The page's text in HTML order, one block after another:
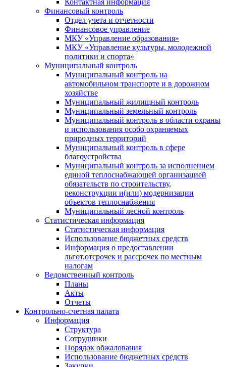
Контактная информация
Финансовый контроль
Отдел учета и отчетности
Финансовое управление
МКУ «Управление образования»
МКУ «Управление культуры, молодежной
политики и спорта»
Муниципальный контроль
Муниципальный контроль на
автомобильном транспорте и в дорожном
хозяйстве
Муниципальный жилищный контроль
Муниципальный земельный контроль
Муниципальный контроль в области охраны
и использования особо охраняемых
природных территорий
Муниципальный контроль в сфере
благоустройства
Муниципальный контроль за исполнением
единой теплоснабжающей организацией
обязательств по строительству,
реконструкции и(или) модернизации
объектов теплоснабжения
Муниципальный лесной контроль
Статистическая информация
Статистическая информация
Использование бюджетных средств
Информация о предоставлении
льгот,отсрочек и рассрочек по местным
налогам
Ведомственный контроль
Планы
Акты
Отчеты
Контрольно-счетная палата
Информация
Структура
Сотрудники
Порядок обжалования
Использование бюджетных средств